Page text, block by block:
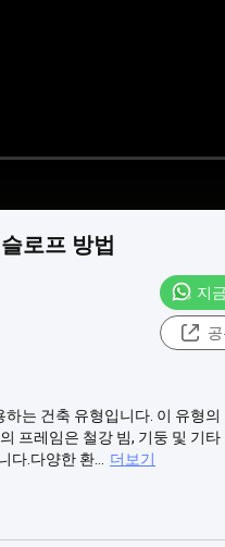
로프 방법
지
는 건축 유형입니다. 이 유형
프레임은 철강 빔, 기둥 및 기
.다양한 환...
더보기